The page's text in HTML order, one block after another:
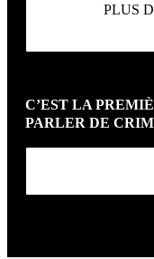
PLUS
C’EST LA
PARLER DE